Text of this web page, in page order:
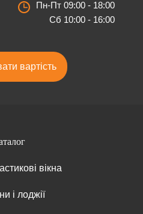
Пн-Пт 09:00 - 18:00
Сб 10:00 - 16:00
вартість
вікна
і лоджії